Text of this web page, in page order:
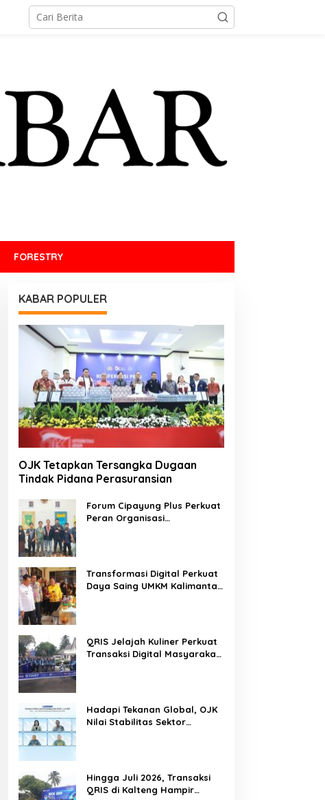
FORESTRY
KABAR POPULER
OJK Tetapkan Tersangka Dugaan
Tindak Pidana Perasuransian
Forum Cipayung Plus Perkuat
Peran Organisasi
Transformasi Digital Perkuat
Daya Saing UMKM Kalimantan
QRIS Jelajah Kuliner Perkuat
Transaksi Digital Masyarakat
Hadapi Tekanan Global, OJK
Nilai Stabilitas Sektor
Hingga Juli 2026, Transaksi
QRIS di Kalteng Hampir